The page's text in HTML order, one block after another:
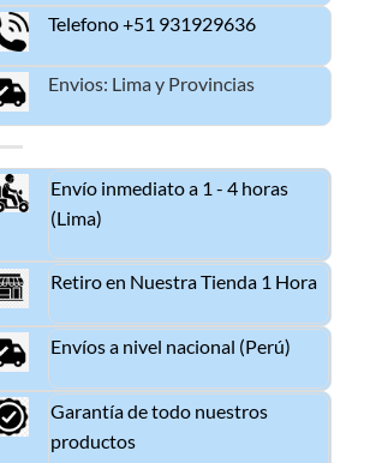
Telefono +51 931929636
Envios: Lima y Provincias
Envío inmediato a 1 - 4 horas
(Lima)
Retiro en Nuestra Tienda 1 Hora
Envíos a nivel nacional (Perú)
Garantía de todo nuestros
productos